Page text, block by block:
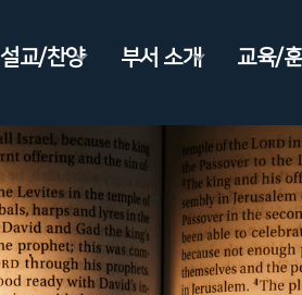
설교/찬양 부서 소개 교육/